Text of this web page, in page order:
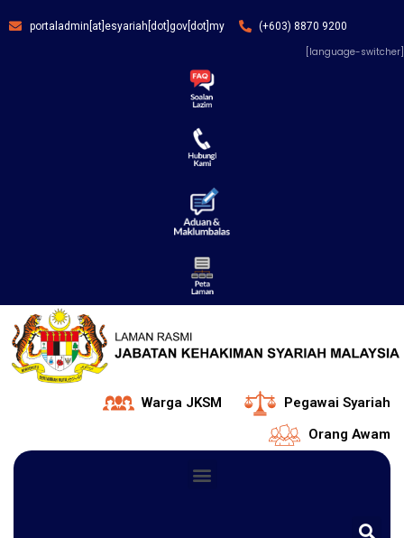
portaladmin[at]esyariah[dot]gov[dot]my (+603) 8870 9200
[language-switcher]
Warga JKSM
Pegawai Syariah
Orang Awam